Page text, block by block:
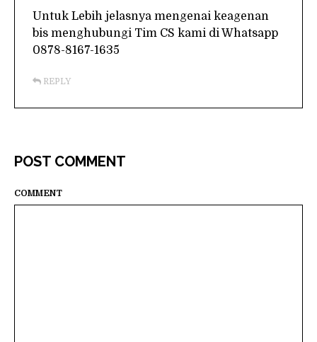
Untuk Lebih jelasnya mengenai keagenan
bis menghubungi Tim CS kami di Whatsapp
0878-8167-1635
REPLY
POST COMMENT
COMMENT